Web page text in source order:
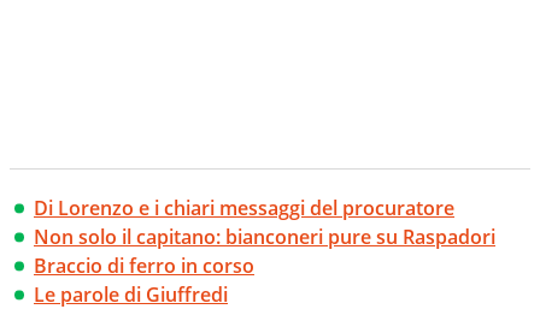
Di Lorenzo e i chiari messaggi del procuratore
Non solo il capitano: bianconeri pure su Raspadori
Braccio di ferro in corso
Le parole di Giuffredi